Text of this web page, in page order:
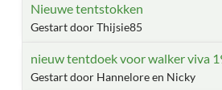
Nieuwe tentstokken
Gestart door Thijsie85
nieuw tentdoek voor walker viva
Gestart door Hannelore en Nicky